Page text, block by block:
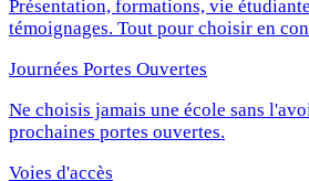
Présentation, formations, vie
témoignages. Tout pour choisir en
Journées Portes Ouvertes
Ne choisis jamais une école sans
prochaines portes ouvertes.
Voies d'accès